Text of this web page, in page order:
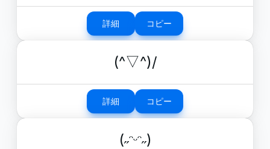
詳細 コピー
(^▽^)/
詳細 コピー
(˶ᵔᵕᵔ˶)